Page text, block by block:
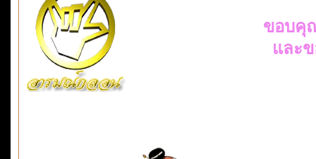
ขอบคุ
และ